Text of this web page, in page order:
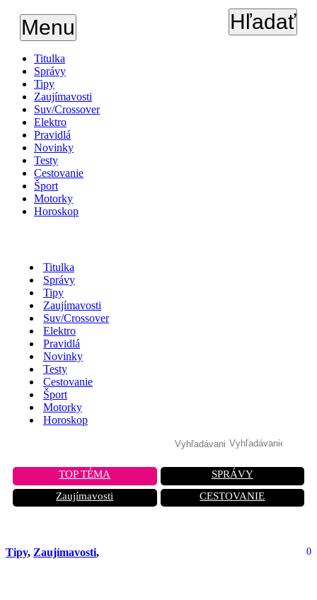
Menu Hľadať
Titulka
Správy
Tipy
Zaujímavosti
Suv/Crossover
Elektro
Pravidlá
Novinky
Testy
Cestovanie
Šport
Motorky
Horoskop
Titulka
Správy
Tipy
Zaujímavosti
Suv/Crossover
Elektro
Pravidlá
Novinky
Testy
Cestovanie
Šport
Motorky
Horoskop
TOP TÉMA
SPRÁVY
Zaujímavosti
CESTOVANIE
Tipy, Zaujímavosti, 0